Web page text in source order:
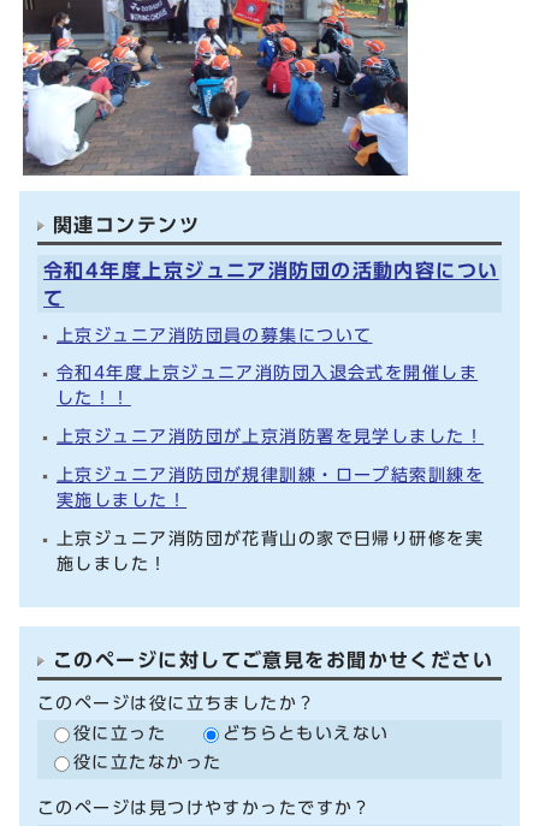
関連コンテンツ
令和4年度上京ジュニア消防団の活動内容につい
て
上京ジュニア消防団員の募集について
令和4年度上京ジュニア消防団入退会式を開催しま
した！！
上京ジュニア消防団が上京消防署を見学しました！
上京ジュニア消防団が規律訓練・ロープ結索訓練を
実施しました！
上京ジュニア消防団が花背山の家で日帰り研修を実
施しました！
このページに対してご意見をお聞かせください
このページは役に立ちましたか？
役に立った
どちらともいえない
役に立たなかった
このページは見つけやすかったですか？